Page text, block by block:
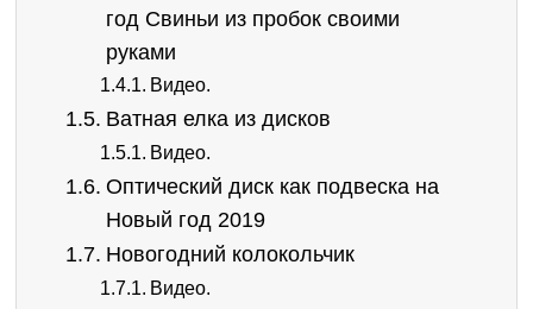
год Свиньи из пробок своими
руками
Видео.
Ватная елка из дисков
Видео.
Оптический диск как подвеска на
Новый год 2019
Новогодний колокольчик
Видео.